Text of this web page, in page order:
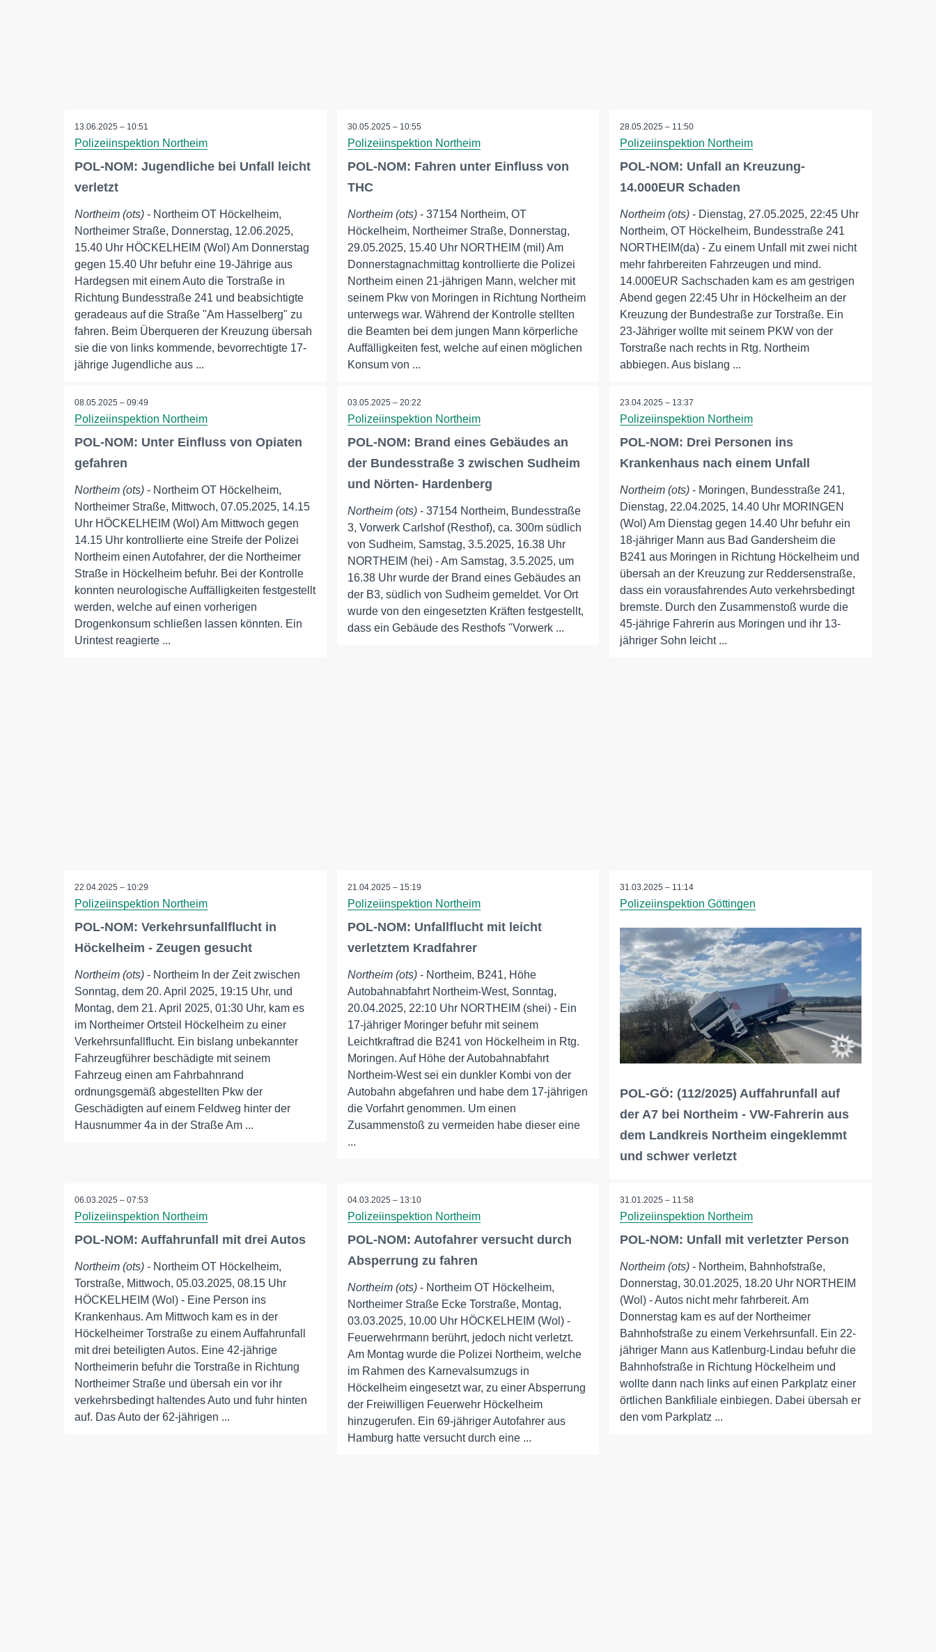
13.06.2025 – 10:51
Polizeiinspektion Northeim
POL-NOM: Jugendliche bei Unfall leicht
verletzt
Northeim (ots) - Northeim OT Höckelheim,
Northeimer Straße, Donnerstag, 12.06.2025,
15.40 Uhr HÖCKELHEIM (Wol) Am Donnerstag
gegen 15.40 Uhr befuhr eine 19-Jährige aus
Hardegsen mit einem Auto die Torstraße in
Richtung Bundesstraße 241 und beabsichtigte
geradeaus auf die Straße "Am Hasselberg" zu
fahren. Beim Überqueren der Kreuzung übersah
sie die von links kommende, bevorrechtigte 17-
jährige Jugendliche aus ...
30.05.2025 – 10:55
Polizeiinspektion Northeim
POL-NOM: Fahren unter Einfluss von
THC
Northeim (ots)- 37154 Northeim, OT
Höckelheim, Northeimer Straße, Donnerstag,
29.05.2025, 15.40 Uhr NORTHEIM (mil) Am
Donnerstagnachmittag kontrollierte die Polizei
Northeim einen 21-jährigen Mann, welcher mit
seinem Pkw von Moringen in Richtung Northeim
unterwegs war. Während der Kontrolle stellten
die Beamten bei dem jungen Mann körperliche
Auffälligkeiten fest, welche auf einen möglichen
Konsum von ...
28.05.2025 – 11:50
Polizeiinspektion Northeim
POL-NOM: Unfall an Kreuzung-
14.000EUR Schaden
Northeim (ots) - Dienstag, 27.05.2025, 22:45 Uhr
Northeim, OT Höckelheim, Bundesstraße 241
NORTHEIM(da) - Zu einem Unfall mit zwei nicht
mehr fahrbereiten Fahrzeugen und mind.
14.000EUR Sachschaden kam es am gestrigen
Abend gegen 22:45 Uhr in Höckelheim an der
Kreuzung der Bundestraße zur Torstraße. Ein
23-Jähriger wollte mit seinem PKW von der
Torstraße nach rechts in Rtg. Northeim
abbiegen. Aus bislang ...
08.05.2025 – 09:49
Polizeiinspektion Northeim
POL-NOM: Unter Einfluss von Opiaten
gefahren
Northeim (ots) - Northeim OT Höckelheim,
Northeimer Straße, Mittwoch, 07.05.2025, 14.15
Uhr HÖCKELHEIM (Wol) Am Mittwoch gegen
14.15 Uhr kontrollierte eine Streife der Polizei
Northeim einen Autofahrer, der die Northeimer
Straße in Höckelheim befuhr. Bei der Kontrolle
konnten neurologische Auffälligkeiten festgestellt
werden, welche auf einen vorherigen
Drogenkonsum schließen lassen könnten. Ein
Urintest reagierte ...
03.05.2025 – 20:22
Polizeiinspektion Northeim
POL-NOM: Brand eines Gebäudes an
der Bundesstraße 3 zwischen Sudheim
und Nörten- Hardenberg
Northeim (ots)- 37154 Northeim, Bundesstraße
3, Vorwerk Carlshof (Resthof), ca. 300m südlich
von Sudheim, Samstag, 3.5.2025, 16.38 Uhr
NORTHEIM (hei) - Am Samstag, 3.5.2025, um
16.38 Uhr wurde der Brand eines Gebäudes an
der B3, südlich von Sudheim gemeldet. Vor Ort
wurde von den eingesetzten Kräften festgestellt,
dass ein Gebäude des Resthofs "Vorwerk ...
23.04.2025 – 13:37
Polizeiinspektion Northeim
POL-NOM: Drei Personen ins
Krankenhaus nach einem Unfall
Northeim (ots) - Moringen, Bundesstraße 241,
Dienstag, 22.04.2025, 14.40 Uhr MORINGEN
(Wol) Am Dienstag gegen 14.40 Uhr befuhr ein
18-jähriger Mann aus Bad Gandersheim die
B241 aus Moringen in Richtung Höckelheim und
übersah an der Kreuzung zur Reddersenstraße,
dass ein vorausfahrendes Auto verkehrsbedingt
bremste. Durch den Zusammenstoß wurde die
45-jährige Fahrerin aus Moringen und ihr 13-
jähriger Sohn leicht ...
22.04.2025 – 10:29
Polizeiinspektion Northeim
POL-NOM: Verkehrsunfallflucht in
Höckelheim - Zeugen gesucht
Northeim (ots) - Northeim In der Zeit zwischen
Sonntag, dem 20. April 2025, 19:15 Uhr, und
Montag, dem 21. April 2025, 01:30 Uhr, kam es
im Northeimer Ortsteil Höckelheim zu einer
Verkehrsunfallflucht. Ein bislang unbekannter
Fahrzeugführer beschädigte mit seinem
Fahrzeug einen am Fahrbahnrand
ordnungsgemäß abgestellten Pkw der
Geschädigten auf einem Feldweg hinter der
Hausnummer 4a in der Straße Am ...
21.04.2025 – 15:19
Polizeiinspektion Northeim
POL-NOM: Unfallflucht mit leicht
verletztem Kradfahrer
Northeim (ots)- Northeim, B241, Höhe
Autobahnabfahrt Northeim-West, Sonntag,
20.04.2025, 22:10 Uhr NORTHEIM (shei) - Ein
17-jähriger Moringer befuhr mit seinem
Leichtkraftrad die B241 von Höckelheim in Rtg.
Moringen. Auf Höhe der Autobahnabfahrt
Northeim-West sei ein dunkler Kombi von der
Autobahn abgefahren und habe dem 17-jährigen
die Vorfahrt genommen. Um einen
Zusammenstoß zu vermeiden habe dieser eine
...
31.03.2025 – 11:14
Polizeiinspektion Göttingen
POL-GÖ: (112/2025) Auffahrunfall auf
der A7 bei Northeim - VW-Fahrerin aus
dem Landkreis Northeim eingeklemmt
und schwer verletzt
06.03.2025 – 07:53
Polizeiinspektion Northeim
POL-NOM: Auffahrunfall mit drei Autos
Northeim (ots) - Northeim OT Höckelheim,
Torstraße, Mittwoch, 05.03.2025, 08.15 Uhr
HÖCKELHEIM (Wol) - Eine Person ins
Krankenhaus. Am Mittwoch kam es in der
Höckelheimer Torstraße zu einem Auffahrunfall
mit drei beteiligten Autos. Eine 42-jährige
Northeimerin befuhr die Torstraße in Richtung
Northeimer Straße und übersah ein vor ihr
verkehrsbedingt haltendes Auto und fuhr hinten
auf. Das Auto der 62-jährigen ...
04.03.2025 – 13:10
Polizeiinspektion Northeim
POL-NOM: Autofahrer versucht durch
Absperrung zu fahren
Northeim (ots)- Northeim OT Höckelheim,
Northeimer Straße Ecke Torstraße, Montag,
03.03.2025, 10.00 Uhr HÖCKELHEIM (Wol) -
Feuerwehrmann berührt, jedoch nicht verletzt.
Am Montag wurde die Polizei Northeim, welche
im Rahmen des Karnevalsumzugs in
Höckelheim eingesetzt war, zu einer Absperrung
der Freiwilligen Feuerwehr Höckelheim
hinzugerufen. Ein 69-jähriger Autofahrer aus
Hamburg hatte versucht durch eine ...
31.01.2025 – 11:58
Polizeiinspektion Northeim
POL-NOM: Unfall mit verletzter Person
Northeim (ots) - Northeim, Bahnhofstraße,
Donnerstag, 30.01.2025, 18.20 Uhr NORTHEIM
(Wol) - Autos nicht mehr fahrbereit. Am
Donnerstag kam es auf der Northeimer
Bahnhofstraße zu einem Verkehrsunfall. Ein 22-
jähriger Mann aus Katlenburg-Lindau befuhr die
Bahnhofstraße in Richtung Höckelheim und
wollte dann nach links auf einen Parkplatz einer
örtlichen Bankfiliale einbiegen. Dabei übersah er
den vom Parkplatz ...